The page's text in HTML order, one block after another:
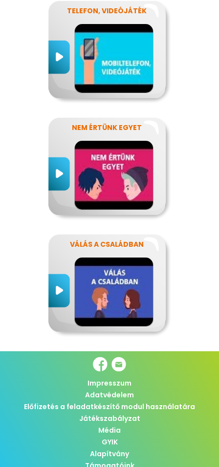
TELEFON, VIDEÓJÁTÉK
NEM ÉRTÜNK EGYET
VÁLÁS A CSALÁDBAN
Impresszum
Adatvédelem
Előfizetés a feladatkészítő modul használatára
Játékszabályzat
Média
GYIK
Alapítvány